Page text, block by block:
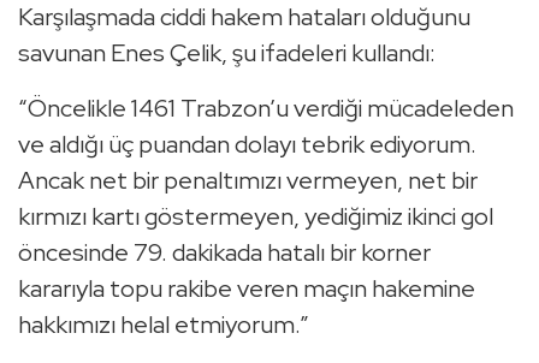
Karşılaşmada ciddi hakem hataları olduğunu
savunan Enes Çelik, şu ifadeleri kullandı:
“Öncelikle 1461 Trabzon’u verdiği mücadeleden
ve aldığı üç puandan dolayı tebrik ediyorum.
Ancak net bir penaltımızı vermeyen, net bir
kırmızı kartı göstermeyen, yediğimiz ikinci gol
öncesinde 79. dakikada hatalı bir korner
kararıyla topu rakibe veren maçın hakemine
hakkımızı helal etmiyorum.”